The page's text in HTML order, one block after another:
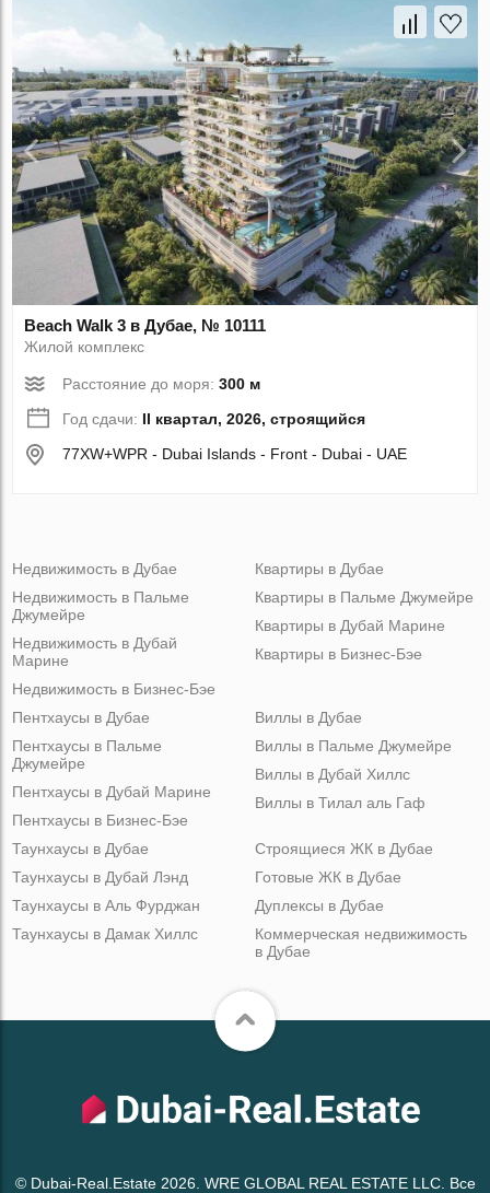
Beach Walk 3 в Дубае, № 10111
Жилой комплекс
Расстояние до моря:300 м
Год сдачи: II квартал, 2026, строящийся
77XW+WPR - Dubai Islands - Front - Dubai - UAE
Недвижимость в Дубае
Недвижимость в Пальме
Джумейре
Недвижимость в Дубай
Марине
Недвижимость в Бизнес-Бэе
Квартиры в Дубае
Квартиры в Пальме Джумейре
Квартиры в Дубай Марине
Квартиры в Бизнес-Бэе
Пентхаусы в Дубае
Пентхаусы в Пальме
Джумейре
Пентхаусы в Дубай Марине
Пентхаусы в Бизнес-Бэе
Виллы в Дубае
Виллы в Пальме Джумейре
Виллы в Дубай Хиллс
Виллы в Тилал аль Гаф
Таунхаусы в Дубае
Таунхаусы в Дубай Лэнд
Таунхаусы в Аль Фурджан
Таунхаусы в Дамак Хиллс
Строящиеся ЖК в Дубае
Готовые ЖК в Дубае
Дуплексы в Дубае
Коммерческая недвижимость
в Дубае
© Dubai-Real.Estate 2026. WRE GLOBAL REAL ESTATE LLC. Все